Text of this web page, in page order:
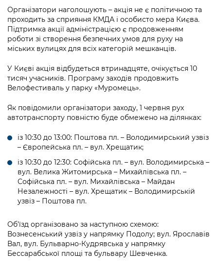
Промисловість і наука Києва
Підприємства, установи, організації
Kyiv International Relations
Річні звіти
Гендерна політика
Безбар'єрність
Пам'ятки культурної спадщини
Портал Захисників та Захисниць
Портал послуг
Важливе під час воєнного стану
«Ініціатива «Партнерство «Відкритий
Уряд» – місцевий рівень»
Важливе під час воєнного стану
Інформація для споживачів
Про відкриті дані
Портал даних Києва
Публічні дашборди
Організатори наголошують – акція не є політичною та
проходить за сприяння КМДА і особисто мера Києва.
Підтримка акції адміністрацією є продовженням
роботи зі створення безпечних умов для руху на
міських вулицях для всіх категорій мешканців.
У Києві акція відбудеться втринадцяте, очікується 10
тисяч учасників. Програму заходів продовжить
Велофестиваль у парку «Муромець».
Як повідомили організатори заходу, 1 червня рух
автотранспорту повністю буде обмежено на ділянках:
із 10:30 до 13:00: Поштова пл. – Володимирський узвіз
– Європейська пл. – вул. Хрещатик;
із 10:30 до 12:30: Софійська пл. – вул. Володимирська –
вул. Велика Житомирська – Михайлівська пл. –
Софійська пл. – вул. Михайлівська – Майдан
Незалежності – вул. Хрещатик – Володимирській
узвіз – Поштова пл.
Об’їзд організовано за наступною схемою:
Вознесенський узвіз у напрямку Подолу; вул. Ярославів
Вал, вул. Бульварно-Кудрявська у напрямку
Бессарабської площі та бульвару Шевченка.